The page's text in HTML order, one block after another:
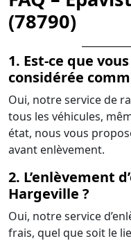
(78790)
1. Est-ce que
considérée
Oui, notre service de
tous les véhicules,
état, nous vous
avant enlèvement.
2. L’enlèvement
Hargeville ?
Oui, notre service
frais, quel que soit le